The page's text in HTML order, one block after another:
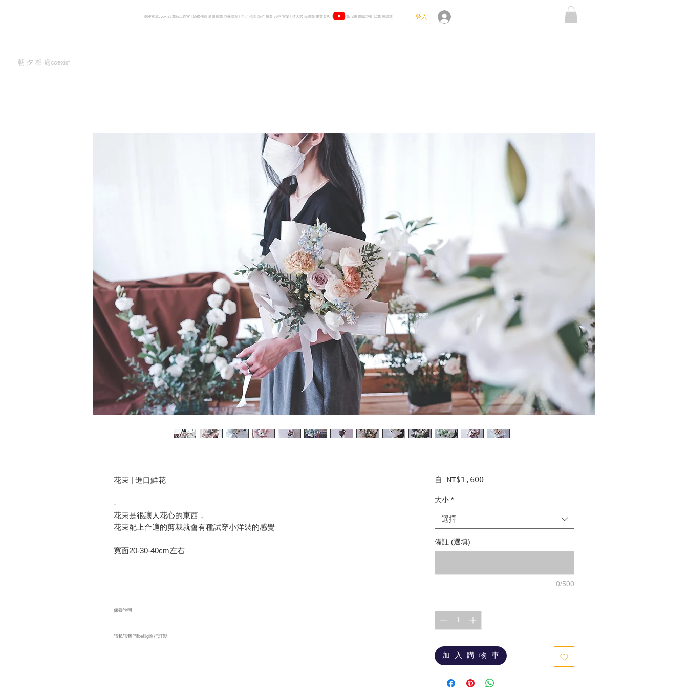
登入
朝 夕 相 處coexist
朝夕相處coexist 花藝工作室 | 婚禮佈置 新娘捧花 花藝課程 | 台北 桃園 新竹 苗栗 台中 宜蘭 | 情人節 母親節 畢業花束 聖誕樹 求婚花束 開幕花籃 盆花 玻璃罩
花束 | 進口鮮花
-
花束是很讓人花心的東西，
花束配上合適的剪裁就會有種試穿小洋裝的感覺
寬面20-30-40cm左右
保養說明
請私訊我們fb或ig進行訂製
自 NT$1,600促
格
大小 *
選擇
備註 (選填)
0/500
加 入 購 物 車